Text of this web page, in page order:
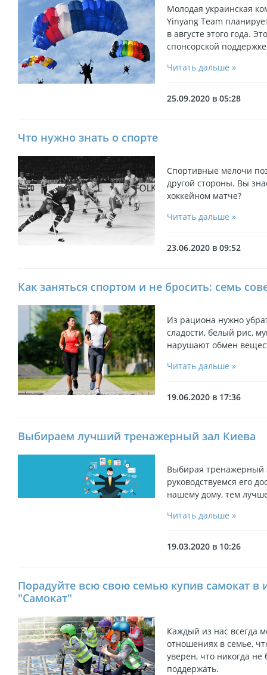
Молодая украинская
Yinyang Team
в августе этого года.
спонсорской
Читать дальше »
25.09.2020 в 05:28
Что нужно знать о спорте
Спортивные мелочи
другой стороны. Вы
хоккейном матче?
Читать дальше »
23.06.2020 в 09:52
Как заняться спортом и не бросить: семь
Из рациона нужно
сладости, белый рис,
нарушают обмен
Читать дальше »
19.06.2020 в 17:36
Выбираем лучший тренажерный зал Киева
Выбирая тренажерный
руководствуемся его
нашему дому, тем
Читать дальше »
19.03.2020 в 10:26
Порадуйте всю свою семью купив самокат в
"Самокат"
Каждый из нас всегда
отношениях в семье,
уверен, что никогда не
поддержать.